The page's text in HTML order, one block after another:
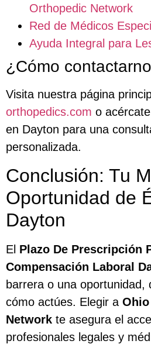
Orthopedic Network
Red de Médicos
Ayuda Integral para
¿Cómo
Visita nuestra página
orthopedics.com o
en Dayton para una
personalizada.
Conclusión: Tu
Oportunidad de
Dayton
El Plazo De Prescripción
Compensación Laboral
barrera o una oportunidad,
cómo actúes. Elegir a
Network te asegura el
profesionales legales y